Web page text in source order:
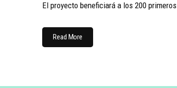
El proyecto beneficiará a los 200 primeros
Read More